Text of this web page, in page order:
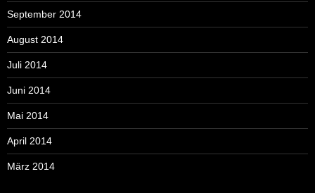
September 2014
August 2014
Juli 2014
Juni 2014
Mai 2014
April 2014
März 2014